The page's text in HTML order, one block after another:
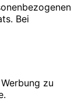
Bei
zu